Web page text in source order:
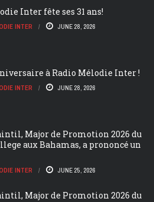
Inter fête ses 31 ans!
INTER JUNE 28, 2026
à Radio Mélodie Inter !
INTER JUNE 28, 2026
Major de Promotion 2026 du
aux Bahamas, a prononcé un
INTER JUNE 25, 2026
Major de Promotion 2026 du